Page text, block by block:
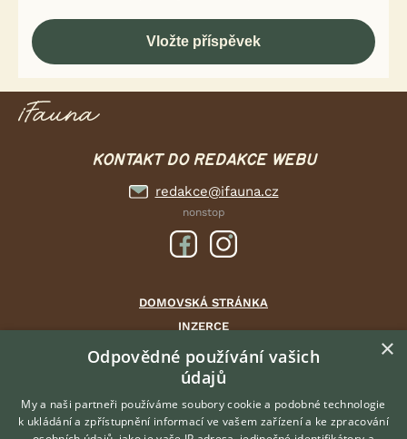
KONTAKT DO REDAKCE WEBU
redakce@ifauna.cz
nonstop
DOMOVSKÁ STRÁNKA
INZERCE
DISKUSE
ČLÁNKY
CHOVATELSKÉ STANICE
ATLAS
×
Odpovědné používání vašich
údajů
My a naši partneři používáme soubory cookie a podobné technologie
k ukládání a zpřístupnění informací ve vašem zařízení a ke zpracování